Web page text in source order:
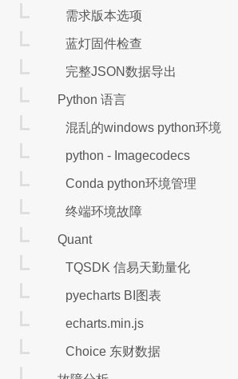
激活环境：conda
安装web：pip install --
仓库版本：pip
官方版本：
官方更新：pip
启动web
cmd后台：start /b
ps后台：
Start-
验证：
访问web：http://
结束进程：taskkill /
卸载清理
结束进程：taskkill /IM
关闭服务：taskkill /IM
需求版本选项
蓝灯固件检查
完整JSON数据导出
Python 语言
混乱的windows python环境
python - Imagecodecs
Conda python环境管理
终端环境故障
Quant
TQSDK 信易天勤量化
pyecharts BI图表
echarts.min.js
Choice 东财数据